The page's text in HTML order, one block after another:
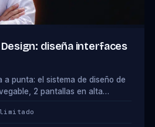
diseña interfaces
a punta: el sistema de diseño de
2 pantallas en alta
Design.